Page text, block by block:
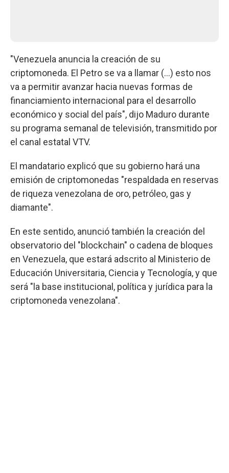
"Venezuela anuncia la creación de su
criptomoneda. El Petro se va a llamar (...) esto nos
va a permitir avanzar hacia nuevas formas de
financiamiento internacional para el desarrollo
económico y social del país", dijo Maduro durante
su programa semanal de televisión, transmitido por
el canal estatal VTV.
El mandatario explicó que su gobierno hará una
emisión de criptomonedas "respaldada en reservas
de riqueza venezolana de oro, petróleo, gas y
diamante".
En este sentido, anunció también la creación del
observatorio del "blockchain" o cadena de bloques
en Venezuela, que estará adscrito al Ministerio de
Educación Universitaria, Ciencia y Tecnología, y que
será "la base institucional, política y jurídica para la
criptomoneda venezolana".